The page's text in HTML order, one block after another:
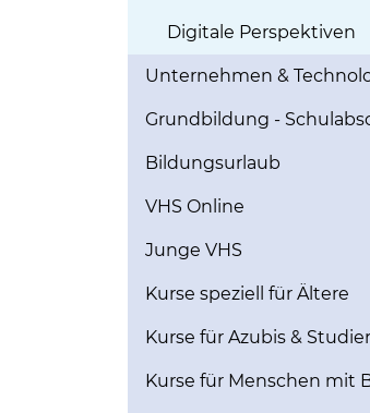
Digitale Perspektiven
Unternehmen &
Grundbildung -
Bildungsurlaub
VHS Online
Junge VHS
Kurse speziell für Ältere
Kurse für Azubis &
Kurse für Menschen mit